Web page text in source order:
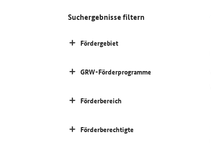
Suchergebnisse filtern
Fördergebiet
GRW-Förderprogramme
Förderbereich
Förderberechtigte